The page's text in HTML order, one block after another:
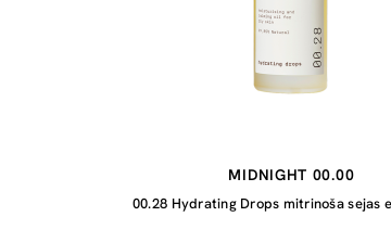
MIDNIGHT 00.00
00.28 Hydrating Drops mitrinoša sejas